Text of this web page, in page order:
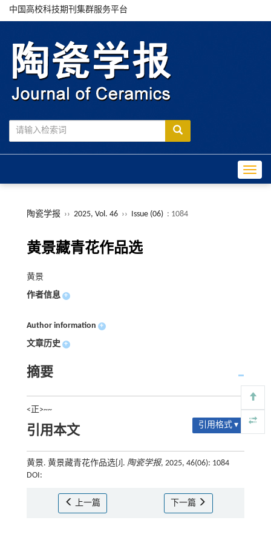
中国高校科技期刊集群服务平台
陶瓷学报 ›› 2025, Vol. 46 ›› Issue (06) : 1084
黄景藏青花作品选
黄景
作者信息 +
Author information +
文章历史 +
摘要
<正>~~
引用本文 引用格式 ▾
黄景. 黄景藏青花作品选[J]. 陶瓷学报, 2025, 46(06): 1084
DOI:
上一篇 下一篇